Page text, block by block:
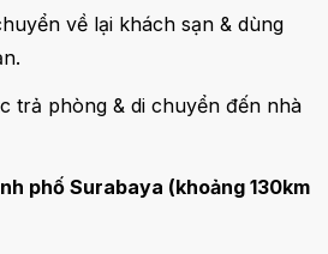
về lại khách sạn & dùng
trả phòng & di chuyển đến nhà
phố Surabaya (khoảng 130km